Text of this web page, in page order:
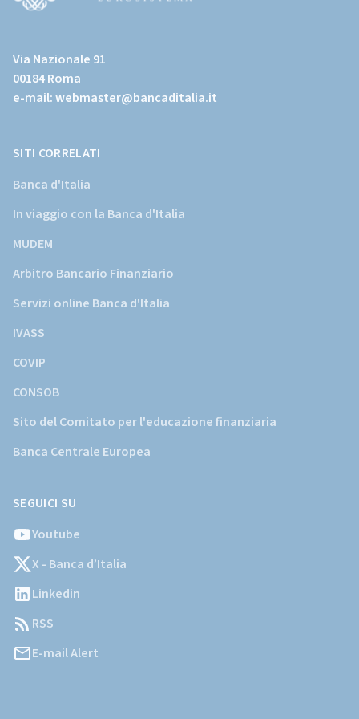
sito
istituzionale
della
Via Nazionale 91
00184 Roma
e-mail:webmaster@bancaditalia.it
SITI CORRELATI
Banca d'Italia
In viaggio con la Banca d'Italia
MUDEM
Arbitro Bancario Finanziario
Servizi online Banca d'Italia
IVASS
COVIP
CONSOB
Sito del Comitato per l'educazione finanziaria
Banca Centrale Europea
SEGUICI SU
Youtube
X - Banca d’Italia
Linkedin
RSS
E-mail Alert